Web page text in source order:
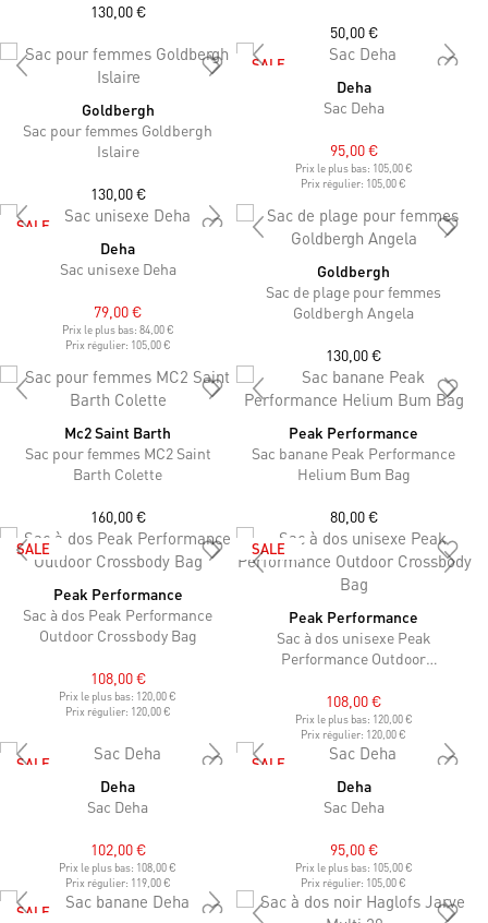
130,00 €
50,00 €
Goldbergh
Sac pour femmes Goldbergh
Islaire
130,00 €
SALE
Deha
Sac Deha
95,00 €
Prix le plus bas: 105,00 €
Prix régulier: 105,00 €
SALE
Deha
Sac unisexe Deha
79,00 €
Prix le plus bas: 84,00 €
Prix régulier: 105,00 €
Goldbergh
Sac de plage pour femmes
Goldbergh Angela
130,00 €
Mc2 Saint Barth
Sac pour femmes MC2 Saint
Barth Colette
160,00 €
Peak Performance
Sac banane Peak Performance
Helium Bum Bag
80,00 €
SALE
Peak Performance
Sac à dos Peak Performance
Outdoor Crossbody Bag
108,00 €
Prix le plus bas: 120,00 €
Prix régulier: 120,00 €
SALE
Peak Performance
Sac à dos unisexe Peak
Performance Outdoor
108,00 €
Prix le plus bas: 120,00 €
Prix régulier: 120,00 €
SALE
Deha
Sac Deha
102,00 €
Prix le plus bas: 108,00 €
Prix régulier: 119,00 €
SALE
Deha
Sac Deha
95,00 €
Prix le plus bas: 105,00 €
Prix régulier: 105,00 €
SALE